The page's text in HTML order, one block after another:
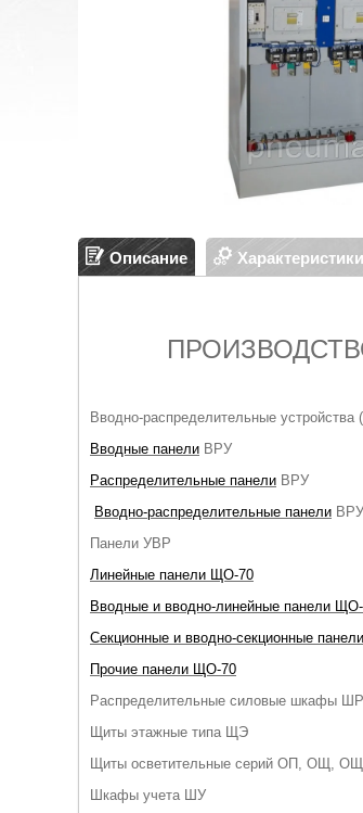
Описание Характеристики
Вводно-распределительные устройства
Вводные панели ВРУ
Распределительные панели ВРУ
Вводно-распределительные панели ВРУ
Панели УВР
Линейные панели ЩО-70
Вводные и вводно-линейные панели
Секционные и вводно-секционные
Прочие панели ЩО-70
Распределительные силовые шкафы
Щиты этажные типа ЩЭ
Щиты осветительные серий ОП, ОЩ,
Шкафы учета ШУ